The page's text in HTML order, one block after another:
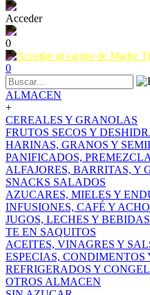
Acceder
0
0
ALMACEN
+
CEREALES Y GRANOLAS
FRUTOS SECOS Y
HARINAS, GRANOS Y
PANIFICADOS,
ALFAJORES, BARRITAS, Y
SNACKS SALADOS
AZUCARES, MIELES Y
INFUSIONES, CAFÉ Y
JUGOS, LECHES Y BEBIDAS
TE EN SAQUITOS
ACEITES, VINAGRES Y
ESPECIAS, CONDIMENTOS
REFRIGERADOS Y
OTROS ALMACEN